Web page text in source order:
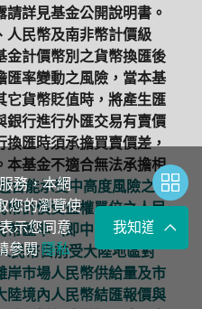
詳見基金公開說明書。
人民幣及南非幣計價級
金計價幣別之貨幣換匯後
匯率變動之風險，當本基
它貨幣貶值時，將產生匯
銀行進行外匯交易有賣價
換匯時須承擔買賣價差，
本基金不適合無法承擔相
合能承受中高度風險之
幣計價受益權單位之人民
幣匯率（即中國離岸人民
民幣目前受大陸地區對
岸市場人民幣供給量及市
陸境內人民幣結匯報價與
務，本網
您的瀏覽使
示您同意
參閱隱私
我知道了